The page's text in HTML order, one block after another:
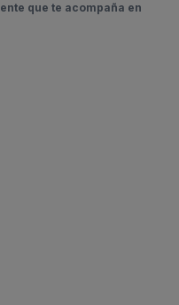
que te acompaña en